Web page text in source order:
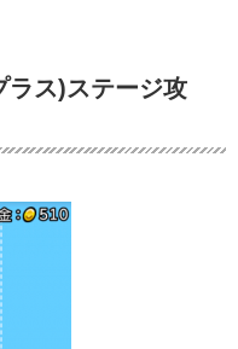
ラス)ステージ攻